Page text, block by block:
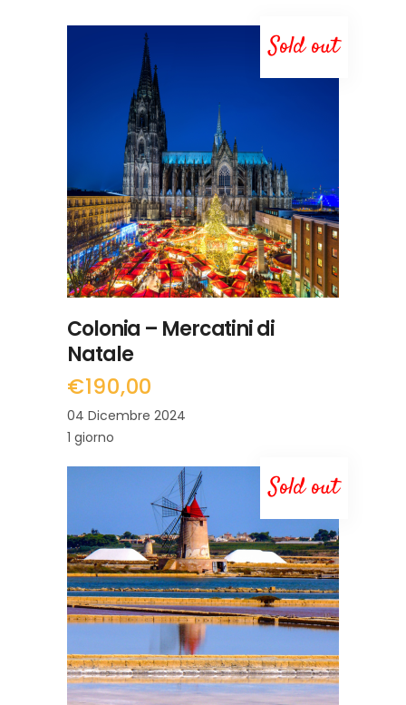
Sold out
LEGGI TUTTO
Colonia – Mercatini di
Natale
€190,00
04 Dicembre 2024
1 giorno
Sold out
LEGGI TUTTO